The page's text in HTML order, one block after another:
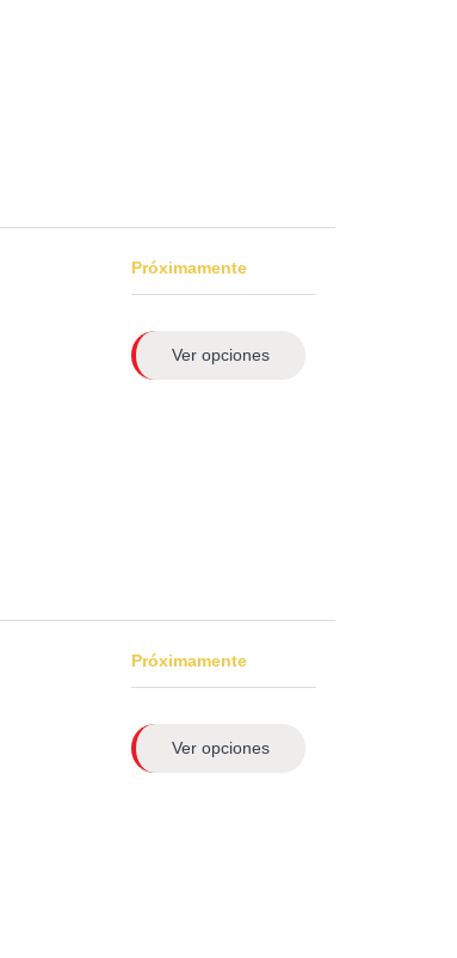
Próximamente
Ver opciones
Próximamente
Ver opciones